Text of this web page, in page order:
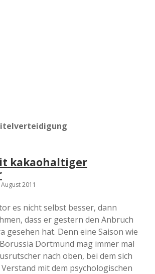
kakaohaltiger
2011
es nicht selbst besser, dann
dass er gestern den Anbruch
gesehen hat. Denn eine Saison wie
Dortmund mag immer mal
nach oben, bei dem sich
mit dem psychologischen